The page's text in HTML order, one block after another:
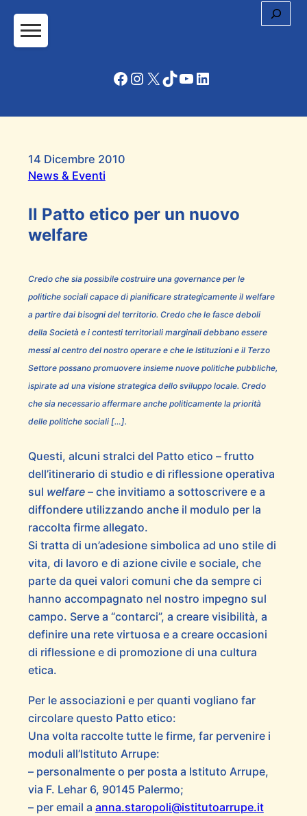
Facebook
Instagram
X TikTok
YouTube
LinkedIn
14 Dicembre 2010
News & Eventi
Il Patto etico per un nuovo
welfare
Credo che sia possibile costruire una governance per le
politiche sociali capace di pianificare strategicamente il welfare
a partire dai bisogni del territorio. Credo che le fasce deboli
della Società e i contesti territoriali marginali debbano essere
messi al centro del nostro operare e che le Istituzioni e il Terzo
Settore possano promuovere insieme nuove politiche pubbliche,
ispirate ad una visione strategica dello sviluppo locale. Credo
che sia necessario affermare anche politicamente la priorità
delle politiche sociali […].
Questi, alcuni stralci del Patto etico – frutto
dell’itinerario di studio e di riflessione operativa
sul welfare– che invitiamo a sottoscrivere e a
diffondere utilizzando anche il modulo per la
raccolta firme allegato.
Si tratta di un’adesione simbolica ad uno stile di
vita, di lavoro e di azione civile e sociale, che
parte da quei valori comuni che da sempre ci
hanno accompagnato nel nostro impegno sul
campo. Serve a “contarci”, a creare visibilità, a
definire una rete virtuosa e a creare occasioni
di riflessione e di promozione di una cultura
etica.
Per le associazioni e per quanti vogliano far
circolare questo Patto etico:
Una volta raccolte tutte le firme, far pervenire i
moduli all’Istituto Arrupe:
– personalmente o per posta a Istituto Arrupe,
via F. Lehar 6, 90145 Palermo;
– per email a anna.staropoli@istitutoarrupe.it